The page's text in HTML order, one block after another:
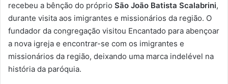
recebeu a bênção do próprio São João Batista Scalabrini,
durante visita aos imigrantes e missionários da região. O
fundador da congregação visitou Encantado para abençoar
a nova igreja e encontrar-se com os imigrantes e
missionários da região, deixando uma marca indelével na
história da paróquia.